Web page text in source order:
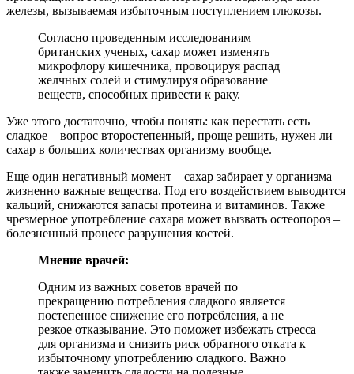
железы, вызываемая избыточным поступлением глюкозы.
Согласно проведенным исследованиям
британских ученых, сахар может изменять
микрофлору кишечника, провоцируя распад
желчных солей и стимулируя образование
веществ, способных привести к раку.
Уже этого достаточно, чтобы понять: как перестать есть
сладкое – вопрос второстепенный, проще решить, нужен ли
сахар в больших количествах организму вообще.
Еще один негативный момент – сахар забирает у организма
жизненно важные вещества. Под его воздействием выводится
кальций, снижаются запасы протеина и витаминов. Также
чрезмерное употребление сахара может вызвать остеопороз –
болезненный процесс разрушения костей.
Мнение врачей:
Одним из важных советов врачей по
прекращению потребления сладкого является
постепенное снижение его потребления, а не
резкое отказывание. Это поможет избежать стресса
для организма и снизить риск обратного отката к
избыточному употреблению сладкого. Важно